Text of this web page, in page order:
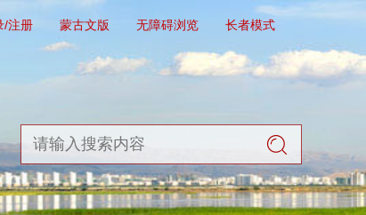
/注册 蒙古文版 无障碍浏览 长者模式